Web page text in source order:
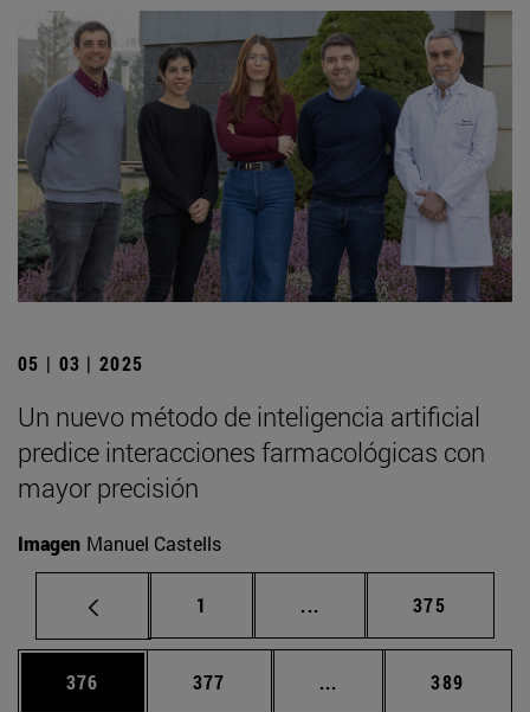
05 | 03 | 2025
Un nuevo método de inteligencia artificial
predice interacciones farmacológicas con
mayor precisión
Imagen Manuel Castells
Página
1 ... Páginas intermedias
Página
375
Página
376 Página
377 ... Páginas intermedias
Página
389